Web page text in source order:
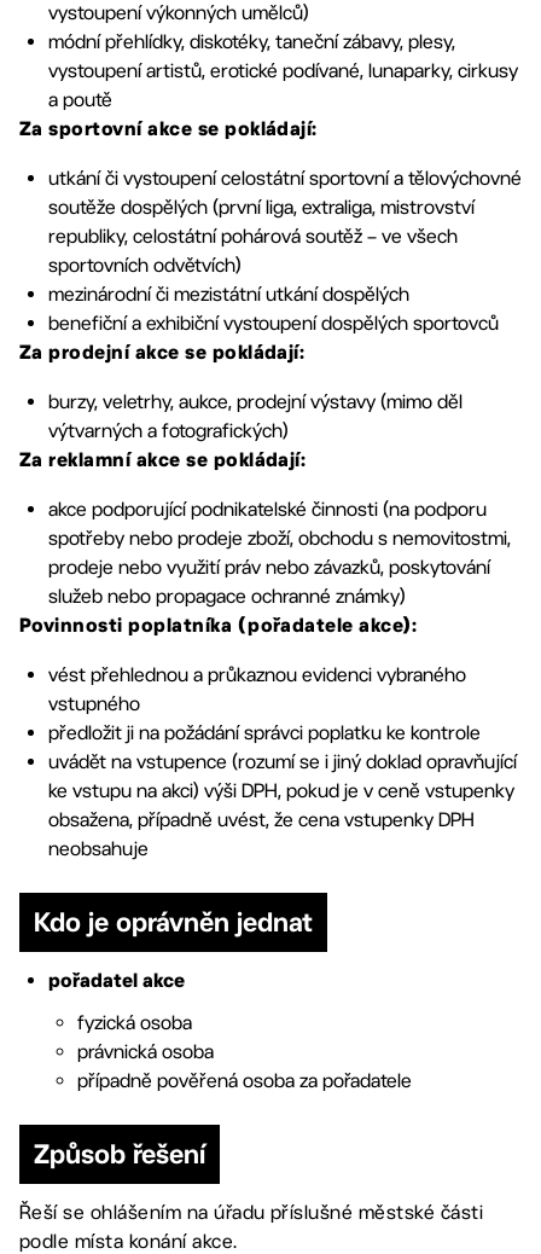
vystoupení výkonných umělců)
módní přehlídky, diskotéky, taneční zábavy, plesy,
vystoupení artistů, erotické podívané, lunaparky, cirkusy
a poutě
Za sportovní akce se pokládají:
utkání či vystoupení celostátní sportovní a tělovýchovné
soutěže dospělých (první liga, extraliga, mistrovství
republiky, celostátní pohárová soutěž – ve všech
sportovních odvětvích)
mezinárodní či mezistátní utkání dospělých
benefiční a exhibiční vystoupení dospělých sportovců
Za prodejní akce se pokládají:
burzy, veletrhy, aukce, prodejní výstavy (mimo děl
výtvarných a fotografických)
Za reklamní akce se pokládají:
akce podporující podnikatelské činnosti (na podporu
spotřeby nebo prodeje zboží, obchodu s nemovitostmi,
prodeje nebo využití práv nebo závazků, poskytování
služeb nebo propagace ochranné známky)
Povinnosti poplatníka (pořadatele akce):
vést přehlednou a průkaznou evidenci vybraného
vstupného
předložit ji na požádání správci poplatku ke kontrole
uvádět na vstupence (rozumí se i jiný doklad opravňující
ke vstupu na akci) výši DPH, pokud je v ceně vstupenky
obsažena, případně uvést, že cena vstupenky DPH
neobsahuje
Kdo je oprávněn jednat
pořadatel akce
fyzická osoba
právnická osoba
případně pověřená osoba za pořadatele
Způsob řešení
Řeší se ohlášením na úřadu příslušné městské části
podle místa konání akce.